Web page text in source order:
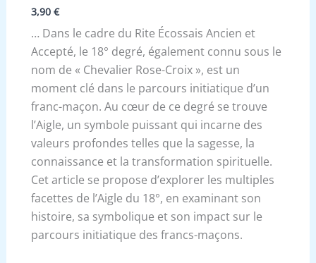
3,90 €
… Dans le cadre du Rite Écossais Ancien et
Accepté, le 18° degré, également connu sous le
nom de « Chevalier Rose-Croix », est un
moment clé dans le parcours initiatique d’un
franc-maçon. Au cœur de ce degré se trouve
l’Aigle, un symbole puissant qui incarne des
valeurs profondes telles que la sagesse, la
connaissance et la transformation spirituelle.
Cet article se propose d’explorer les multiples
facettes de l’Aigle du 18°, en examinant son
histoire, sa symbolique et son impact sur le
parcours initiatique des francs-maçons.